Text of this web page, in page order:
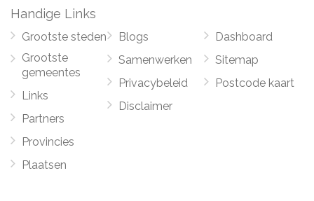
Handige Links
Grootste steden
Grootste
gemeentes
Links
Partners
Provincies
Plaatsen
Blogs
Samenwerken
Privacybeleid
Disclaimer
Dashboard
Sitemap
Postcode kaart